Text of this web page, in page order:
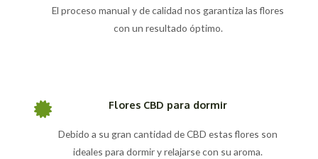
El proceso manual y de calidad nos garantiza las flores
con un resultado óptimo.
Flores CBD para dormir
Debido a su gran cantidad de CBD estas flores son
ideales para dormir y relajarse con su aroma.